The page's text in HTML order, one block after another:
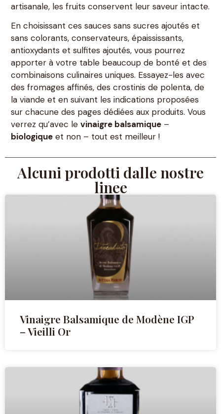
artisanale, les fruits conservent leur saveur intacte.
En choisissant ces sauces sans sucres ajoutés et
sans colorants, conservateurs, épaississants,
antioxydants et sulfites ajoutés, vous pourrez
apporter à votre table beaucoup de bonté et des
combinaisons culinaires uniques. Essayez-les avec
des fromages affinés, des crostinis de polenta, de
la viande et en suivant les indications proposées
sur chacune des pages dédiées aux produits. Vous
verrez qu’avec le vinaigre balsamique –
biologique et non – tout est meilleur !
Alcuni prodotti dalle nostre
linee
Vinaigre Balsamique de Modène IGP
– Vieilli Or